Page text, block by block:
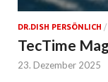
DR.DISH PERSÖNLICH /
TecTime
23. Dezember 2025